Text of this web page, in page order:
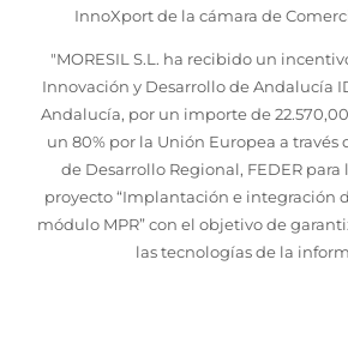
InnoXport de la cámara de
"MORESIL S.L. ha recibido un
Innovación y Desarrollo de Andalucía
Andalucía, por un importe de
un 80% por la Unión Europea a través
de Desarrollo Regional, FEDER
proyecto “Implantación e integración
módulo MPR” con el objetivo de
las tecnologías de la